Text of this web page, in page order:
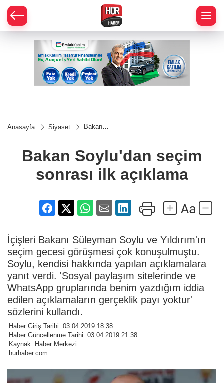
Anasayfa Siyaset
Bakan
ilk
açıklama
Bakan Soylu'dan seçim
sonrası ilk açıklama
İçişleri Bakanı Süleyman Soylu ve Yıldırım'ın
seçim gecesi görüşmesi çok konuşulmuştu.
Soylu, kendisi hakkında yapılan açıklamalara
yanıt verdi. 'Sosyal paylaşım sitelerinde ve
WhatsApp gruplarında benim yazdığım iddia
edilen açıklamaların gerçeklik payı yoktur'
sözlerini kullandı.
Haber Giriş Tarihi: 03.04.2019 18:38
Haber Güncellenme Tarihi: 03.04.2019 21:38
Kaynak: Haber Merkezi
hurhaber.com